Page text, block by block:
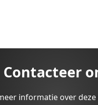
Contacteer
informatie over